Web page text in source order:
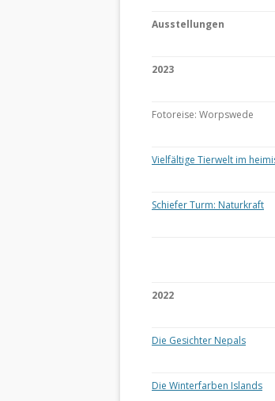
Ausstellungen
2023
Fotoreise: Worpswede
Vielfältige Tierwelt im
Schiefer Turm: Naturkraft
2022
Die Gesichter Nepals
Die Winterfarben Islands